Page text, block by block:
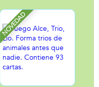
NOVEDAD